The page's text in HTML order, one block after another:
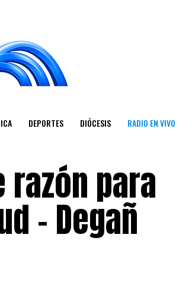
DEPORTES DIÓCESIS RADIO EN VIVO
para
– Degañ